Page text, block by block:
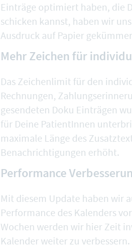
Einträge optimiert haben, die
schicken kannst, haben wir
Ausdruck auf Papier
Mehr Zeichen für
Das Zeichenlimit für den
Rechnungen,
gesendeten Doku Einträgen
für Deine PatientInnen
maximale Länge des
Benachrichtigungen erhöht.
Performance
Mit diesem Update haben wir
Performance des Kalenders
Wochen werden wir hier Zeit
Kalender weiter zu verbessern.